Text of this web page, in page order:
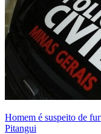
Homem é suspeito de
Pitangui